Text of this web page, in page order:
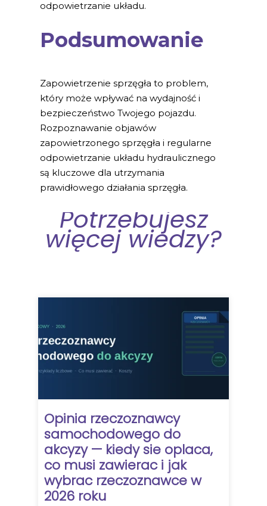
odpowietrzanie układu.
Podsumowanie
Zapowietrzenie sprzęgła to problem,
który może wpływać na wydajność i
bezpieczeństwo Twojego pojazdu.
Rozpoznawanie objawów
zapowietrzonego sprzęgła i regularne
odpowietrzanie układu hydraulicznego
są kluczowe dla utrzymania
prawidłowego działania sprzęgła.
Potrzebujesz
więcej wiedzy?
Opinia rzeczoznawcy
samochodowego do
akcyzy — kiedy sie oplaca,
co musi zawierac i jak
wybrac rzeczoznawce w
2026 roku